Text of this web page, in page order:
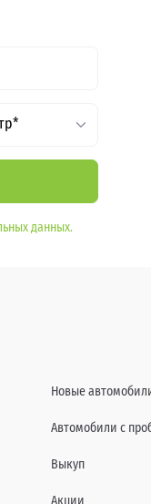
данных.
Новые
Автомобили с
Выкуп
Акции